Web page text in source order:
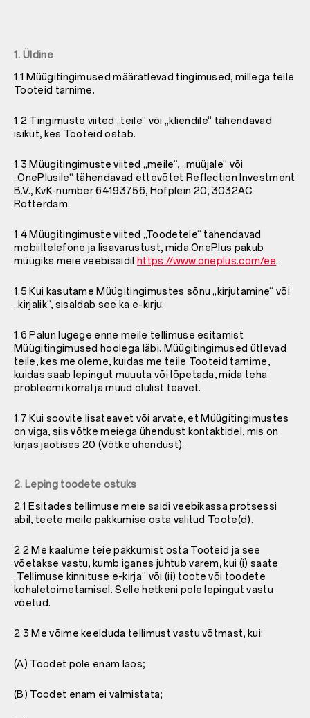
1. Üldine
1.1 Müügitingimused määratlevad tingimused, millega teile
Tooteid tarnime.
1.2 Tingimuste viited „teile“ või „kliendile“ tähendavad
isikut, kes Tooteid ostab.
1.3 Müügitingimuste viited „meile“, „müüjale“ või
„OnePlusile“ tähendavad ettevõtet Reflection Investment
B.V., KvK-number 64193756, Hofplein 20, 3032AC
Rotterdam.
1.4 Müügitingimuste viited „Toodetele“ tähendavad
mobiiltelefone ja lisavarustust, mida OnePlus pakub
müügiks meie veebisaidil https://www.oneplus.com/ee.
1.5 Kui kasutame Müügitingimustes sõnu „kirjutamine“ või
„kirjalik“, sisaldab see ka e-kirju.
1.6 Palun lugege enne meile tellimuse esitamist
Müügitingimused hoolega läbi. Müügitingimused ütlevad
teile, kes me oleme, kuidas me teile Tooteid tarnime,
kuidas saab lepingut muuuta või lõpetada, mida teha
probleemi korral ja muud olulist teavet.
1.7 Kui soovite lisateavet või arvate, et Müügitingimustes
on viga, siis võtke meiega ühendust kontaktidel, mis on
kirjas jaotises 20 (Võtke ühendust).
2. Leping toodete ostuks
2.1 Esitades tellimuse meie saidi veebikassa protsessi
abil, teete meile pakkumise osta valitud Toote(d).
2.2 Me kaalume teie pakkumist osta Tooteid ja see
võetakse vastu, kumb iganes juhtub varem, kui (i) saate
„Tellimuse kinnituse e-kirja“ või (ii) toote või toodete
kohaletoimetamisel. Selle hetkeni pole lepingut vastu
võetud.
2.3 Me võime keelduda tellimust vastu võtmast, kui:
(A) Toodet pole enam laos;
(B) Toodet enam ei valmistata;